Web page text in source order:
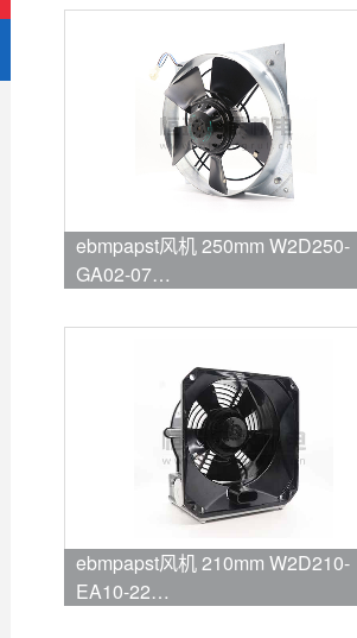
ebmpapst风机 250mm W2D250-
GA02-07
ebmpapst风机 210mm W2D210-
EA10-22